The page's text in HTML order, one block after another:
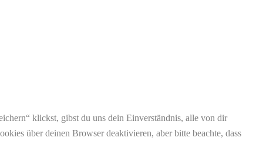
klickst, gibst du uns dein Einverständnis, alle von dir
über deinen Browser deaktivieren, aber bitte beachte, dass